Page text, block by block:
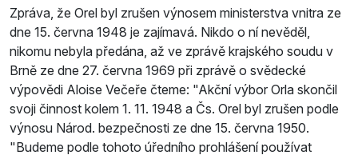
Zpráva, že Orel byl zrušen výnosem ministerstva vnitra ze
dne 15. června 1948 je zajímavá. Nikdo o ní nevěděl,
nikomu nebyla předána, až ve zprávě krajského soudu v
Brně ze dne 27. června 1969 při zprávě o svědecké
výpovědi Aloise Večeře čteme:
Akční výbor Orla skončil
svoji činnost kolem 1. 11. 1948 a Čs. Orel byl zrušen podle
výnosu Národ. bezpečnosti ze dne 15. června 1950.
Budeme podle tohoto úředního prohlášení používat